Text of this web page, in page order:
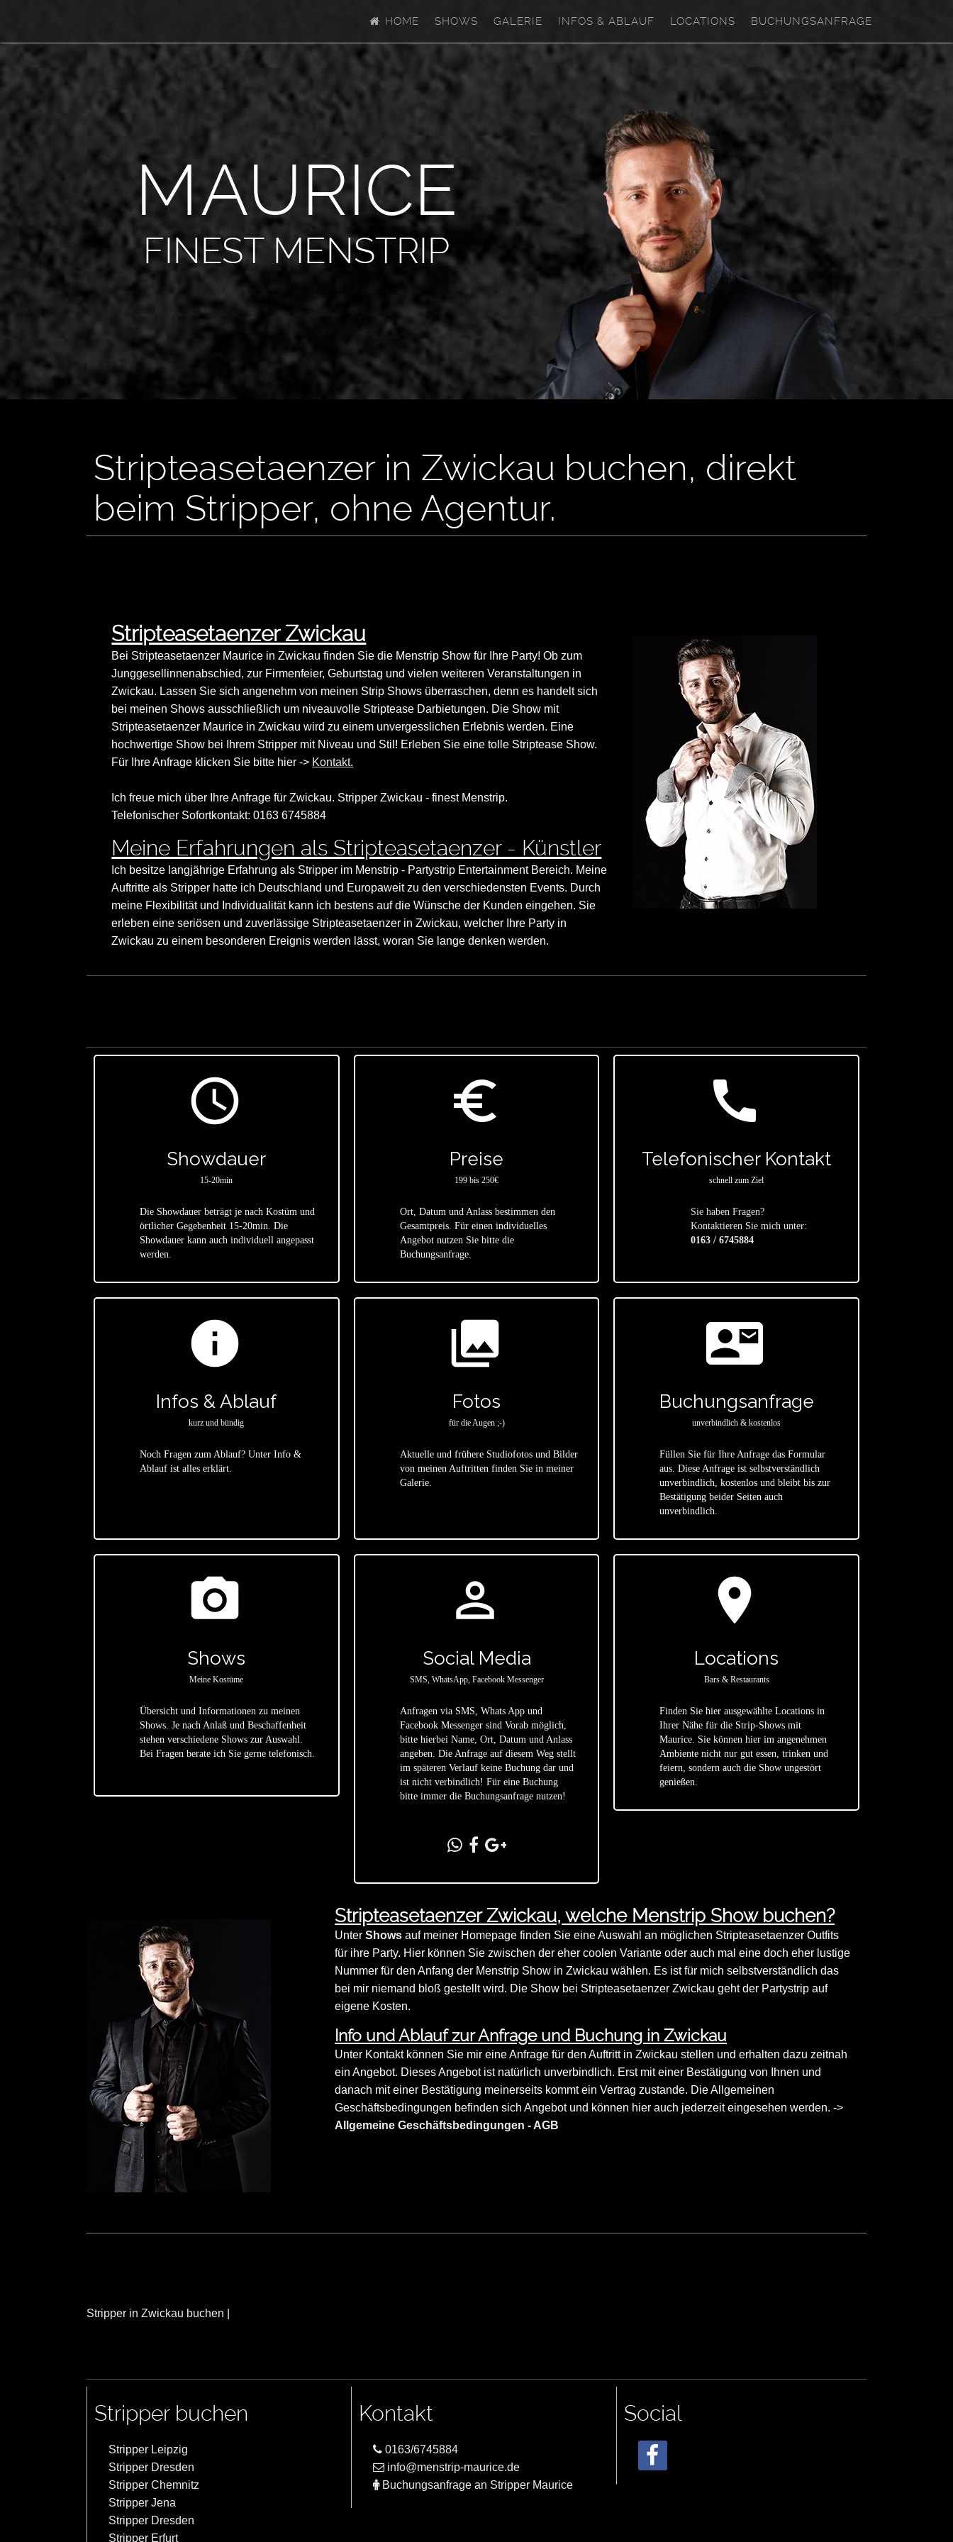
HOME SHOWS GALERIE INFOS & ABLAUF LOCATIONS BUCHUNGSANFRAGE
MAURICE
FINEST MENSTRIP
Stripteasetaenzer in Zwickau buchen, direkt
beim Stripper, ohne Agentur.
Stripteasetaenzer Zwickau
Bei Stripteasetaenzer Maurice in Zwickau finden Sie die Menstrip Show für Ihre Party! Ob zum
Junggesellinnenabschied, zur Firmenfeier, Geburtstag und vielen weiteren Veranstaltungen in
Zwickau. Lassen Sie sich angenehm von meinen Strip Shows überraschen, denn es handelt sich
bei meinen Shows ausschließlich um niveauvolle Striptease Darbietungen. Die Show mit
Stripteasetaenzer Maurice in Zwickau wird zu einem unvergesslichen Erlebnis werden. Eine
hochwertige Show bei Ihrem Stripper mit Niveau und Stil! Erleben Sie eine tolle Striptease Show.
Für Ihre Anfrage klicken Sie bitte hier -> Kontakt.
Ich freue mich über Ihre Anfrage für Zwickau. Stripper Zwickau - finest Menstrip.
Telefonischer Sofortkontakt: 0163 6745884
Meine Erfahrungen als Stripteasetaenzer - Künstler
Ich besitze langjährige Erfahrung als Stripper im Menstrip - Partystrip Entertainment Bereich. Meine
Auftritte als Stripper hatte ich Deutschland und Europaweit zu den verschiedensten Events. Durch
meine Flexibilität und Individualität kann ich bestens auf die Wünsche der Kunden eingehen. Sie
erleben eine seriösen und zuverlässige Stripteasetaenzer in Zwickau, welcher Ihre Party in
Zwickau zu einem besonderen Ereignis werden lässt, woran Sie lange denken werden.
access_time
Showdauer
15-20min
Die Showdauer beträgt je nach Kostüm und
örtlicher Gegebenheit 15-20min. Die
Showdauer kann auch individuell angepasst
werden.
euro_symbol
Preise
199 bis 250€
Ort, Datum und Anlass bestimmen den
Gesamtpreis. Für einen individuelles
Angebot nutzen Sie bitte die
Buchungsanfrage.
call
Telefonischer Kontakt
schnell zum Ziel
Sie haben Fragen?
Kontaktieren Sie mich unter:
0163 / 6745884
info
Infos & Ablauf
kurz und bündig
Noch Fragen zum Ablauf? Unter Info &
Ablauf ist alles erklärt.
photo_library
Fotos
für die Augen ;-)
Aktuelle und frühere Studiofotos und Bilder
von meinen Auftritten finden Sie in meiner
Galerie.
contact_mail
Buchungsanfrage
unverbindlich & kostenlos
Füllen Sie für Ihre Anfrage das Formular
aus. Diese Anfrage ist selbstverständlich
unverbindlich, kostenlos und bleibt bis zur
Bestätigung beider Seiten auch
unverbindlich.
photo_camera
Shows
Meine Kostüme
Übersicht und Informationen zu meinen
Shows. Je nach Anlaß und Beschaffenheit
stehen verschiedene Shows zur Auswahl.
Bei Fragen berate ich Sie gerne telefonisch.
person_outline
Social Media
SMS, WhatsApp, Facebook Messenger
Anfragen via SMS, Whats App und
Facebook Messenger sind Vorab möglich,
bitte hierbei Name, Ort, Datum und Anlass
angeben. Die Anfrage auf diesem Weg stellt
im späteren Verlauf keine Buchung dar und
ist nicht verbindlich! Für eine Buchung
bitte immer die Buchungsanfrage nutzen!
location_on
Locations
Bars & Restaurants
Finden Sie hier ausgewählte Locations in
Ihrer Nähe für die Strip-Shows mit
Maurice. Sie können hier im angenehmen
Ambiente nicht nur gut essen, trinken und
feiern, sondern auch die Show ungestört
genießen.
Stripteasetaenzer Zwickau, welche Menstrip Show buchen?
Unter Shows auf meiner Homepage finden Sie eine Auswahl an möglichen Stripteasetaenzer Outfits
für ihre Party. Hier können Sie zwischen der eher coolen Variante oder auch mal eine doch eher lustige
Nummer für den Anfang der Menstrip Show in Zwickau wählen. Es ist für mich selbstverständlich das
bei mir niemand bloß gestellt wird. Die Show bei Stripteasetaenzer Zwickau geht der Partystrip auf
eigene Kosten.
Info und Ablauf zur Anfrage und Buchung in Zwickau
Unter Kontakt können Sie mir eine Anfrage für den Auftritt in Zwickau stellen und erhalten dazu zeitnah
ein Angebot. Dieses Angebot ist natürlich unverbindlich. Erst mit einer Bestätigung von Ihnen und
danach mit einer Bestätigung meinerseits kommt ein Vertrag zustande. Die Allgemeinen
Geschäftsbedingungen befinden sich Angebot und können hier auch jederzeit eingesehen werden. ->
Allgemeine Geschäftsbedingungen - AGB
Stripper in Zwickau buchen
Stripper buchen
Stripper Leipzig
Stripper Dresden
Stripper Chemnitz
Stripper Jena
Stripper Dresden
Stripper Erfurt
Kontakt
0163/6745884
info@menstrip-maurice.de
Buchungsanfrage an Stripper Maurice
Social